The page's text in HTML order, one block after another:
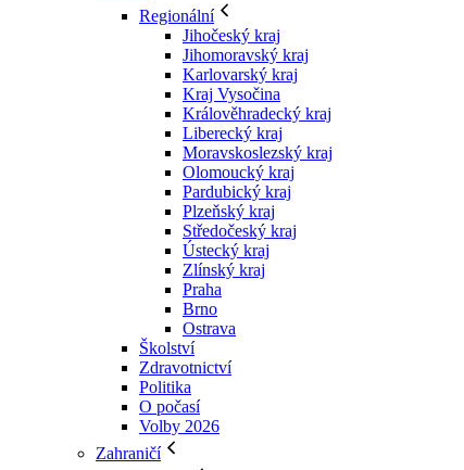
Regionální
Jihočeský kraj
Jihomoravský kraj
Karlovarský kraj
Kraj Vysočina
Králověhradecký kraj
Liberecký kraj
Moravskoslezský kraj
Olomoucký kraj
Pardubický kraj
Plzeňský kraj
Středočeský kraj
Ústecký kraj
Zlínský kraj
Praha
Brno
Ostrava
Školství
Zdravotnictví
Politika
O počasí
Volby 2026
Zahraničí